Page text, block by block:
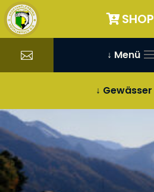
SHOP
↓ Menü
↓ Gewässer